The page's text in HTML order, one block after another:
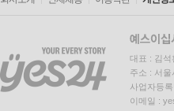
대표 : 김석
주소 : 서
사업자등
이메일 :